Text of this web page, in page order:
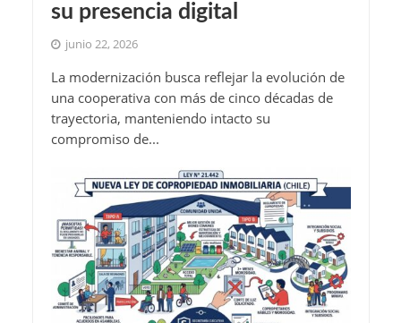
su presencia digital
junio 22, 2026
La modernización busca reflejar la evolución de
una cooperativa con más de cinco décadas de
trayectoria, manteniendo intacto su
compromiso de...